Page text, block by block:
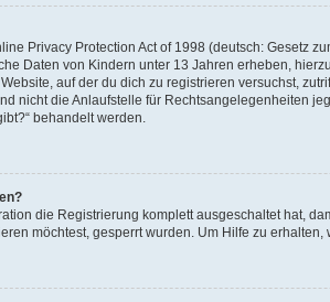
Privacy Protection Act of 1998 (deutsch: Gesetz
Daten von Kindern unter 13 Jahren erheben,
auf der du dich zu registrieren versuchst,
nicht die Anlaufstelle für Rechtsangelegenheiten
behandelt werden.
die Registrierung komplett ausgeschaltet hat,
möchtest, gesperrt wurden. Um Hilfe zu